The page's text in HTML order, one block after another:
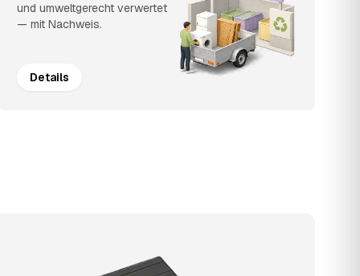
und umweltgerecht verwertet
— mit Nachweis.
Details